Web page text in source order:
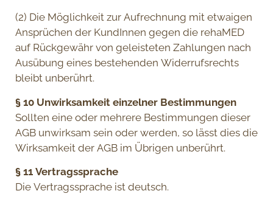
(2) Die Möglichkeit zur Aufrechnung mit etwaigen
Ansprüchen der KundInnen gegen die rehaMED
auf Rückgewähr von geleisteten Zahlungen nach
Ausübung eines bestehenden Widerrufsrechts
bleibt unberührt.
§ 10 Unwirksamkeit einzelner Bestimmungen
Sollten eine oder mehrere Bestimmungen dieser
AGB unwirksam sein oder werden, so lässt dies die
Wirksamkeit der AGB im Übrigen unberührt.
§ 11 Vertragssprache
Die Vertragssprache ist deutsch.